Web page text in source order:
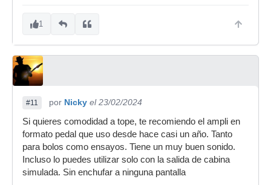
1
#11 por Nicky el 23/02/2024
Si quieres comodidad a tope, te recomiendo el ampli en
formato pedal que uso desde hace casi un año. Tanto
para bolos como ensayos. Tiene un muy buen sonido.
Incluso lo puedes utilizar solo con la salida de cabina
simulada. Sin enchufar a ninguna pantalla